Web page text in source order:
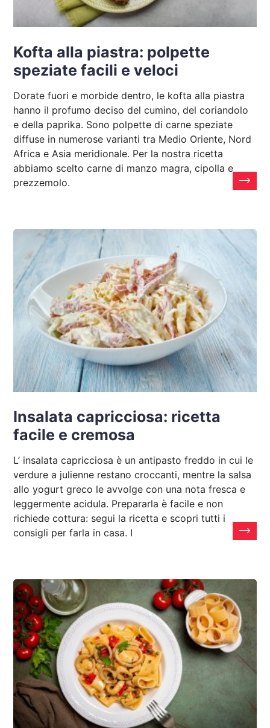
Kofta alla piastra: polpette
speziate facili e veloci
Dorate fuori e morbide dentro, le kofta alla piastra
hanno il profumo deciso del cumino, del coriandolo
e della paprika. Sono polpette di carne speziate
diffuse in numerose varianti tra Medio Oriente, Nord
Africa e Asia meridionale. Per la nostra ricetta
abbiamo scelto carne di manzo magra, cipolla e
prezzemolo.
Insalata capricciosa: ricetta
facile e cremosa
L’ insalata capricciosa è un antipasto freddo in cui le
verdure a julienne restano croccanti, mentre la salsa
allo yogurt greco le avvolge con una nota fresca e
leggermente acidula. Prepararla è facile e non
richiede cottura: segui la ricetta e scopri tutti i
consigli per farla in casa. I